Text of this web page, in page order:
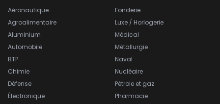
Aéronautique
Agroalimentaire
Aluminium
Automobile
BTP
Chimie
Défense
Électronique
Fonderie
Luxe / Horlogerie
Médical
Métallurgie
Naval
Nucléaire
Pétrole et gaz
Pharmacie